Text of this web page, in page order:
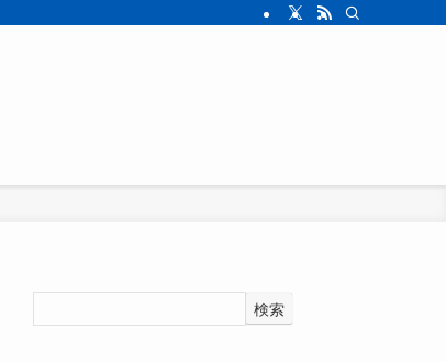
検索